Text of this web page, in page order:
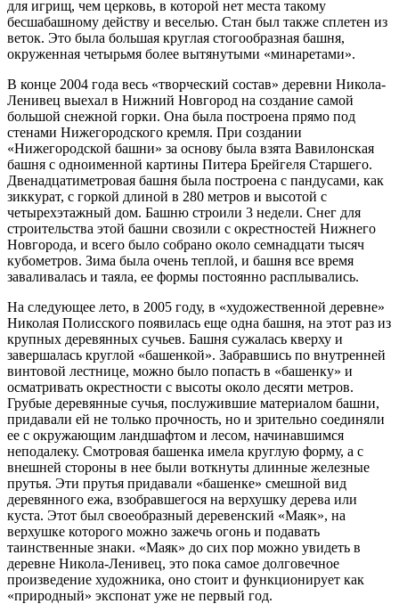
для игрищ, чем церковь, в которой нет места такому
бесшабашному действу и веселью. Стан был также сплетен из
веток. Это была большая круглая стогообразная башня,
окруженная четырьмя более вытянутыми «минаретами».
В конце 2004 года весь «творческий состав» деревни Никола-
Ленивец выехал в Нижний Новгород на создание самой
большой снежной горки. Она была построена прямо под
стенами Нижегородского кремля. При создании
«Нижегородской башни» за основу была взята Вавилонская
башня с одноименной картины Питера Брейгеля Старшего.
Двенадцатиметровая башня была построена с пандусами, как
зиккурат, с горкой длиной в 280 метров и высотой с
четырехэтажный дом. Башню строили 3 недели. Снег для
строительства этой башни свозили с окрестностей Нижнего
Новгорода, и всего было собрано около семнадцати тысяч
кубометров. Зима была очень теплой, и башня все время
заваливалась и таяла, ее формы постоянно расплывались.
На следующее лето, в 2005 году, в «художественной деревне»
Николая Полисского появилась еще одна башня, на этот раз из
крупных деревянных сучьев. Башня сужалась кверху и
завершалась круглой «башенкой». Забравшись по внутренней
винтовой лестнице, можно было попасть в «башенку» и
осматривать окрестности с высоты около десяти метров.
Грубые деревянные сучья, послужившие материалом башни,
придавали ей не только прочность, но и зрительно соединяли
ее с окружающим ландшафтом и лесом, начинавшимся
неподалеку. Смотровая башенка имела круглую форму, а с
внешней стороны в нее были воткнуты длинные железные
прутья. Эти прутья придавали «башенке» смешной вид
деревянного ежа, взобравшегося на верхушку дерева или
куста. Этот был своеобразный деревенский «Маяк», на
верхушке которого можно зажечь огонь и подавать
таинственные знаки. «Маяк» до сих пор можно увидеть в
деревне Никола-Ленивец, это пока самое долговечное
произведение художника, оно стоит и функционирует как
«природный» экспонат уже не первый год.